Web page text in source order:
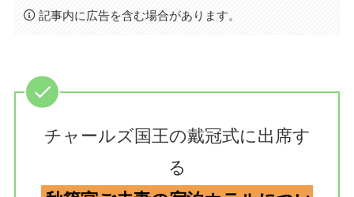
記事内に広告を含む場合があります。
チャールズ国王の戴冠式に出席す
る